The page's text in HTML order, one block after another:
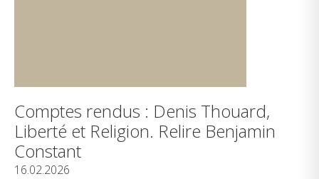
Comptes rendus : Denis Thouard,
Liberté et Religion. Relire Benjamin
Constant
16.02.2026